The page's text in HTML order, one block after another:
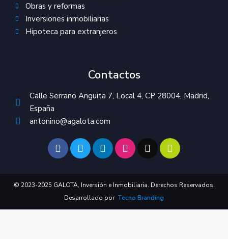
Obras y reformas
Inversiones inmobiliarias
Hipoteca para extranjeros
Contactos
Calle Serrano Anguita 7, Local 4, CP 28004, Madrid,
España
antonino@agalota.com
© 2023-2025 GALOTA, Inversión e Inmobiliaria. Derechos Reservados.
Desarrollado por Tecno Branding